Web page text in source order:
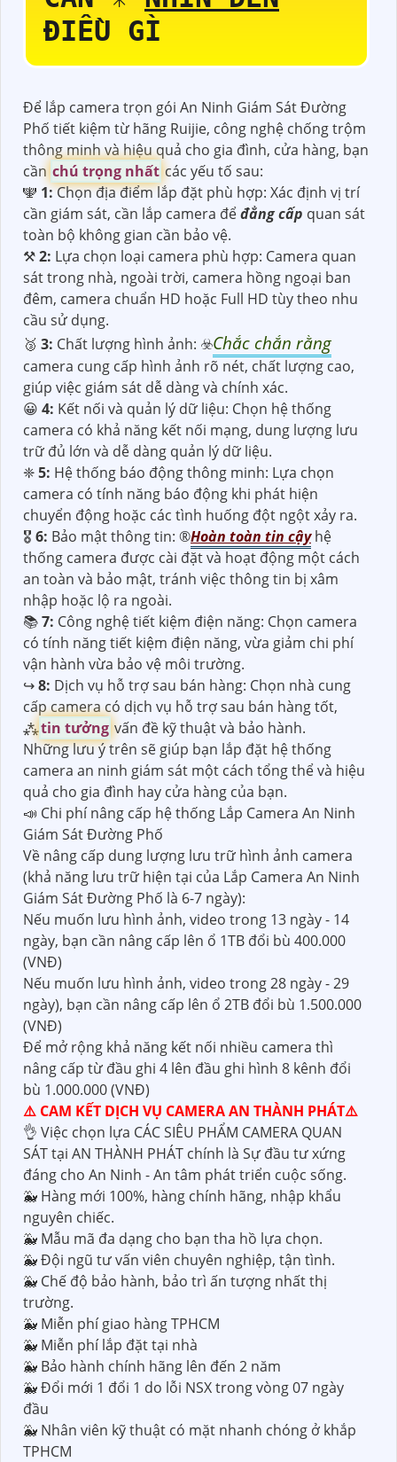
ĐIỀU GÌ
Để lắp camera trọn gói An Ninh Giám Sát Đường
Phố tiết kiệm từ hãng Ruijie, công nghệ chống trộm
thông minh và hiệu quả cho gia đình, cửa hàng, bạn
cần chú trọng nhất các yếu tố sau:
🕎 1:Chọn địa điểm lắp đặt phù hợp: Xác định vị trí
cần giám sát, cần lắp camera đểđẳng cấp quan sát
toàn bộ không gian cần bảo vệ.
⚒2: Lựa chọn loại camera phù hợp: Camera quan
sát trong nhà, ngoài trời, camera hồng ngoại ban
đêm, camera chuẩn HD hoặc Full HD tùy theo nhu
cầu sử dụng.
🥉 3: Chất lượng hình ảnh: ☣️Chắc chắn rằng
camera cung cấp hình ảnh rõ nét, chất lượng cao,
giúp việc giám sát dễ dàng và chính xác.
😀 4: Kết nối và quản lý dữ liệu: Chọn hệ thống
camera có khả năng kết nối mạng, dung lượng lưu
trữ đủ lớn và dễ dàng quản lý dữ liệu.
❈5: Hệ thống báo động thông minh: Lựa chọn
camera có tính năng báo động khi phát hiện
chuyển động hoặc các tình huống đột ngột xảy ra.
🎖️ 6: Bảo mật thông tin: ®️Hoàn toàn tin cậyhệ
thống camera được cài đặt và hoạt động một cách
an toàn và bảo mật, tránh việc thông tin bị xâm
nhập hoặc lộ ra ngoài.
📚7: Công nghệ tiết kiệm điện năng: Chọn camera
có tính năng tiết kiệm điện năng, vừa giảm chi phí
vận hành vừa bảo vệ môi trường.
↪️8: Dịch vụ hỗ trợ sau bán hàng: Chọn nhà cung
cấp camera có dịch vụ hỗ trợ sau bán hàng tốt,
⁂tin tưởng vấn đề kỹ thuật và bảo hành.
Những lưu ý trên sẽ giúp bạn lắp đặt hệ thống
camera an ninh giám sát một cách tổng thể và hiệu
quả cho gia đình hay cửa hàng của bạn.
📣 Chi phí nâng cấp hệ thống Lắp Camera An Ninh
Giám Sát Đường Phố
Về nâng cấp dung lượng lưu trữ hình ảnh camera
(khả năng lưu trữ hiện tại của Lắp Camera An Ninh
Giám Sát Đường Phố là 6-7 ngày):
Nếu muốn lưu hình ảnh, video trong 13 ngày - 14
ngày, bạn cần nâng cấp lên ổ 1TB đổi bù 400.000
(VNĐ)
Nếu muốn lưu hình ảnh, video trong 28 ngày - 29
ngày), bạn cần nâng cấp lên ổ 2TB đổi bù 1.500.000
(VNĐ)
Để mở rộng khả năng kết nối nhiều camera thì
nâng cấp từ đầu ghi 4 lên đầu ghi hình 8 kênh đổi
bù 1.000.000 (VNĐ)
⚠️ CAM KẾT DỊCH VỤ CAMERA AN THÀNH PHÁT⚠️
👌 Việc chọn lựa CÁC SIÊU PHẨM CAMERA QUAN
SÁT tại AN THÀNH PHÁT chính là Sự đầu tư xứng
đáng cho An Ninh - An tâm phát triển cuộc sống.
🐳 Hàng mới 100%, hàng chính hãng, nhập khẩu
nguyên chiếc.
🐳 Mẫu mã đa dạng cho bạn tha hồ lựa chọn.
🐳 Đội ngũ tư vấn viên chuyên nghiệp, tận tình.
🐳 Chế độ bảo hành, bảo trì ấn tượng nhất thị
trường.
🐳 Miễn phí giao hàng TPHCM
🐳 Miễn phí lắp đặt tại nhà
🐳 Bảo hành chính hãng lên đến 2 năm
🐳 Đổi mới 1 đổi 1 do lỗi NSX trong vòng 07 ngày
đầu
🐳 Nhân viên kỹ thuật có mặt nhanh chóng ở khắp
TPHCM